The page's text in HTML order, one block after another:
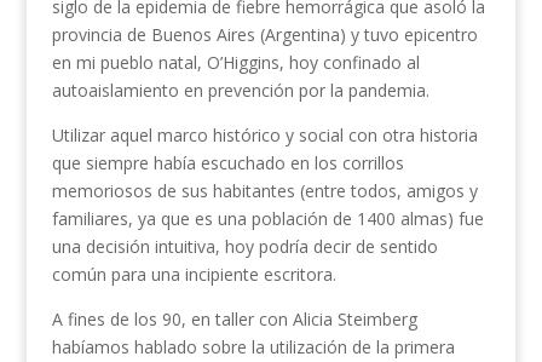
siglo de la epidemia de fiebre hemorrágica que asoló la
provincia de Buenos Aires (Argentina) y tuvo epicentro
en mi pueblo natal, O’Higgins, hoy confinado al
autoaislamiento en prevención por la pandemia.
Utilizar aquel marco histórico y social con otra historia
que siempre había escuchado en los corrillos
memoriosos de sus habitantes (entre todos, amigos y
familiares, ya que es una población de 1400 almas) fue
una decisión intuitiva, hoy podría decir de sentido
común para una incipiente escritora.
A fines de los 90, en taller con Alicia Steimberg
habíamos hablado sobre la utilización de la primera